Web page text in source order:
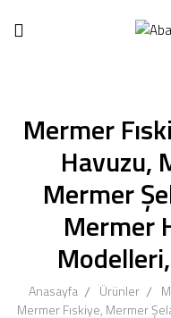
Mermer
Havuzu,
Mermer
Mermer
Anasayfa Ürünler
Mermer Fıskiye, Mermer